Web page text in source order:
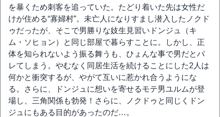
を暴くため刺客を追っていた。たどり着いた先は女性だ
けが住める“寡婦村”。未亡人になりすまし潜入したノクド
ゥだったが、そこで男勝りな妓生見習いドンジュ（キ
ム・ソヒョン）と同じ部屋で暮らすことに。しかし、正
体を知られないよう振る舞うも、ひょんな事で男だとバ
レてしまう。やむなく同居生活を続けることにした2人は
何かと衝突するが、やがて互いに惹かれ合うようにな
る。さらに、ドンジュに想いを寄せるモテ男ユルムが登
場し、三角関係も勃発！さらに、ノクドゥと同じくドン
ジュにもある目的があったのだ…。